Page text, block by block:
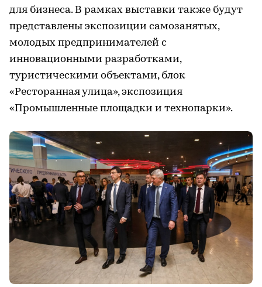
для бизнеса. В рамках выставки также будут
представлены экспозиции самозанятых,
молодых предпринимателей с
инновационными разработками,
туристическими объектами, блок
«Ресторанная улица», экспозиция
«Промышленные площадки и технопарки».